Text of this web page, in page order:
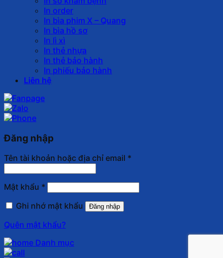
In order
In bìa phim X – Quang
In bìa hồ sơ
In lì xì
In thẻ nhựa
In thẻ bảo hành
In phiếu bảo hành
Liên hệ
Đăng nhập
Tên tài khoản hoặc địa chỉ email *
Mật khẩu *
Ghi nhớ mật khẩu
Đăng nhập
Quên mật khẩu?
Danh mục